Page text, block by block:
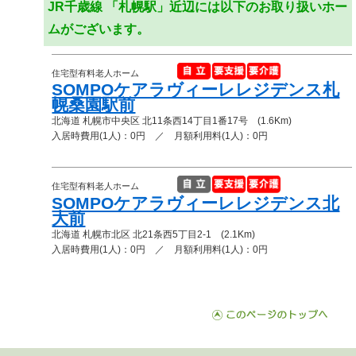
JR千歳線 「札幌駅」近辺には以下のお取り扱いホー
ムがございます。
住宅型有料老人ホーム
SOMPOケアラヴィーレレジデンス札
幌桑園駅前
北海道 札幌市中央区 北11条西14丁目1番17号 (1.6Km)
入居時費用(1人)：0円 ／ 月額利用料(1人)：0円
住宅型有料老人ホーム
SOMPOケアラヴィーレレジデンス北
大前
北海道 札幌市北区 北21条西5丁目2-1 (2.1Km)
入居時費用(1人)：0円 ／ 月額利用料(1人)：0円